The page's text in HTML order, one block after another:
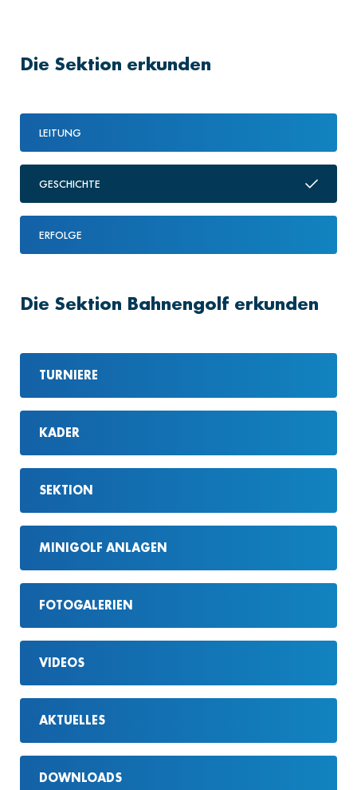
Die Sektion erkunden
LEITUNG
GESCHICHTE
ERFOLGE
Die Sektion Bahnengolf erkunden
TURNIERE
KADER
SEKTION
MINIGOLF ANLAGEN
FOTOGALERIEN
VIDEOS
AKTUELLES
DOWNLOADS